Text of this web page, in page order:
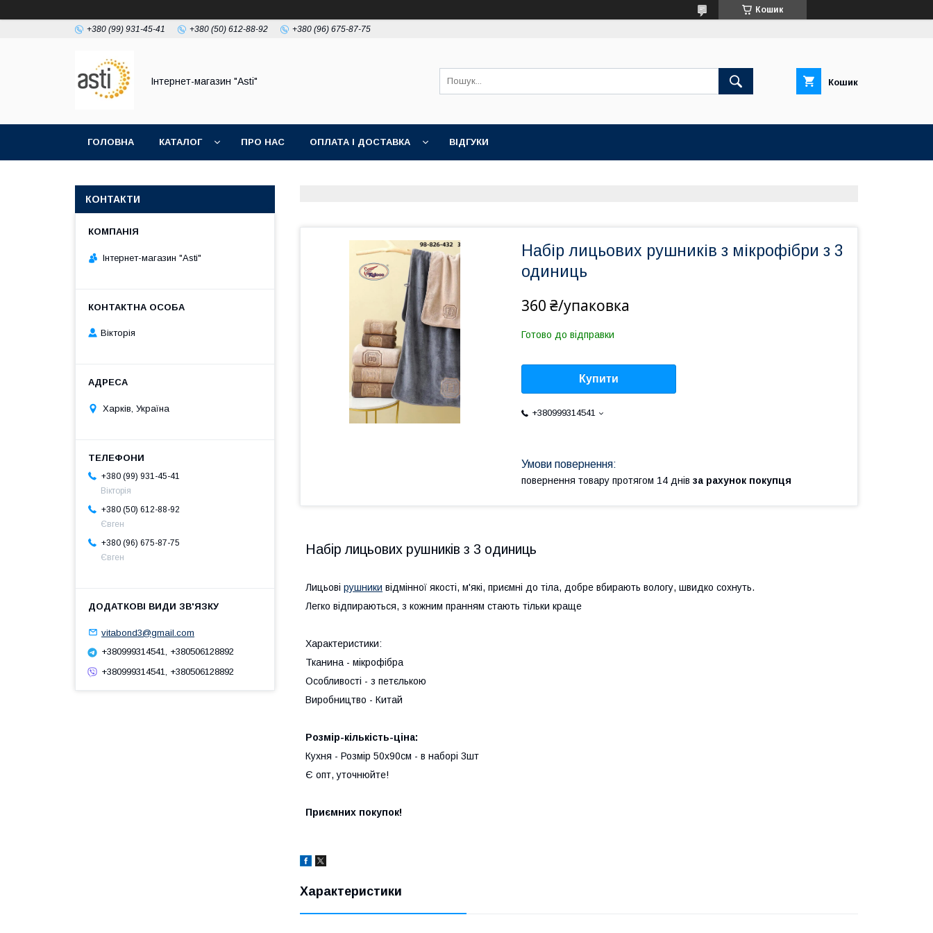
Кошик
+380 (99) 931-45-41 +380 (50) 612-88-92 +380 (96) 675-87-75
Інтернет-магазин "Asti" Кошик
ГОЛОВНА КАТАЛОГ ПРО НАС ОПЛАТА І ДОСТАВКА ВІДГУКИ
Набір лицьових рушників з мікрофібри з 3
одиниць
360 ₴/упаковка
Готово до відправки
Купити
+380999314541
повернення товару протягом 14 днів за рахунок покупця
Набір лицьових рушників з 3 одиниць
Лицьові рушники відмінної якості, м'які, приємні до тіла, добре вбирають вологу, швидко сохнуть.
Легко відпираються, з кожним пранням стають тільки краще
Характеристики:
Тканина - мікрофібра
Особливості - з петєлькою
Виробництво - Китай
Розмір-кількість-ціна:
Кухня - Розмір 50х90см - в наборі 3шт
Є опт, уточнюйте!
Приємних покупок!
Характеристики
КОНТАКТИ
Інтернет-магазин "Asti"
Вікторія
Харків, Україна
+380 (99) 931-45-41
Вікторія
+380 (50) 612-88-92
Євген
+380 (96) 675-87-75
Євген
vitabond3@gmail.com
+380999314541, +380506128892
+380999314541, +380506128892